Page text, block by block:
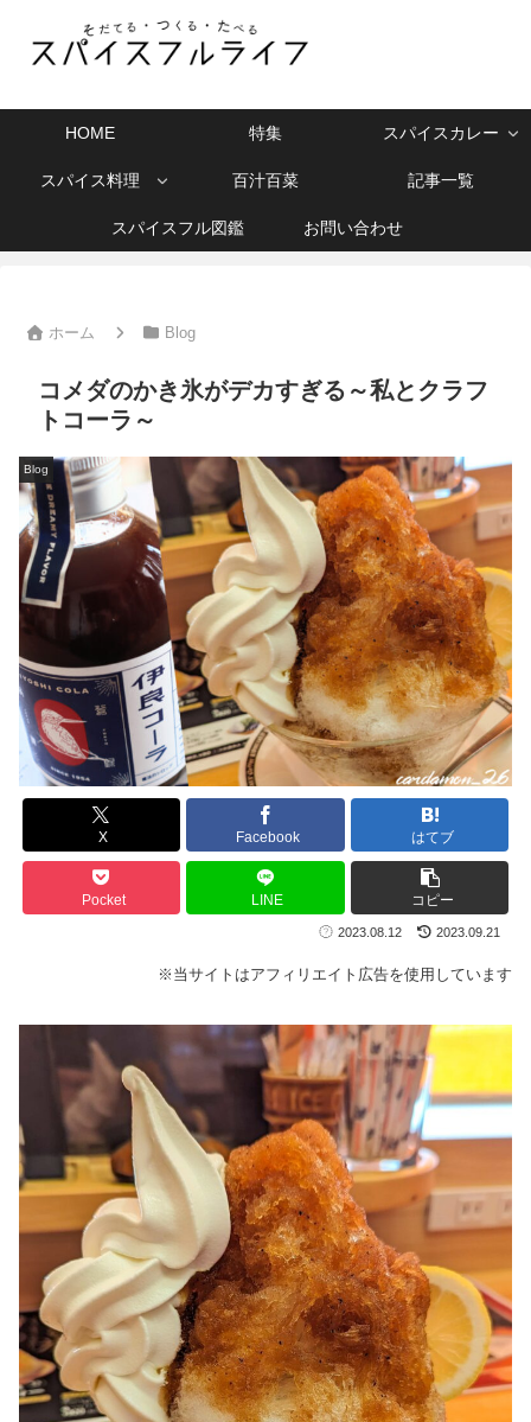
HOME 特集 スパイスカレー
スパイス料理 百汁百菜 記事一覧
スパイスフル図鑑 お問い合わせ
ホーム Blog
コメダのかき氷がデカすぎる～私とクラフ
トコーラ～
Blog
X Facebook はてブ
Pocket LINE コピー
2023.08.12 2023.09.21
※当サイトはアフィリエイト広告を使用しています